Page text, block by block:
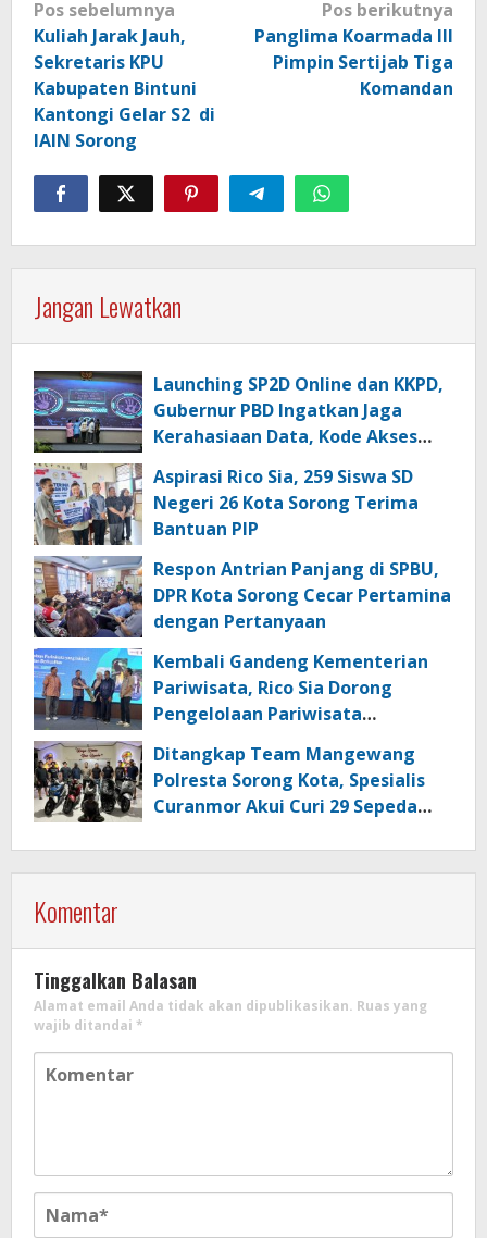
pos
Pos sebelumnya
Kuliah Jarak Jauh,
Sekretaris KPU
Kabupaten Bintuni
Kantongi Gelar S2 di
IAIN Sorong
Pos berikutnya
Panglima Koarmada III
Pimpin Sertijab Tiga
Komandan
Jangan Lewatkan
Launching SP2D Online dan KKPD,
Gubernur PBD Ingatkan Jaga
Kerahasiaan Data, Kode Akses
Aspirasi Rico Sia, 259 Siswa SD
Negeri 26 Kota Sorong Terima
Bantuan PIP
Respon Antrian Panjang di SPBU,
DPR Kota Sorong Cecar Pertamina
dengan Pertanyaan
Kembali Gandeng Kementerian
Pariwisata, Rico Sia Dorong
Pengelolaan Pariwisata
Ditangkap Team Mangewang
Polresta Sorong Kota, Spesialis
Curanmor Akui Curi 29 Sepeda
Komentar
Tinggalkan Balasan
Alamat email Anda tidak akan dipublikasikan. Ruas yang
wajib ditandai *